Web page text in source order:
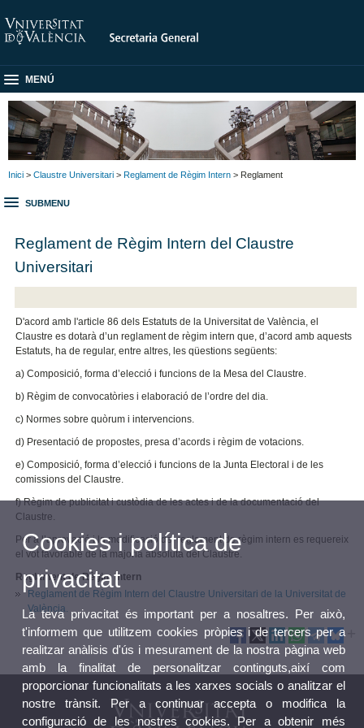
MENÚ
Inici > Claustre Universitari > Reglament de Règim Intern > Reglament
SUBMENU
Reglament de Règim Intern del Claustre
Universitari
D'acord amb l'article 86 dels Estatuts de la Universitat de València, el
Claustre es dotarà d’un reglament de règim intern que, d’acord amb aquests
Estatuts, ha de regular, entre altres, les qüestions següents:
a) Composició, forma d’elecció i funcions de la Mesa del Claustre.
b) Règim de convocatòries i elaboració de l’ordre del dia.
c) Normes sobre quòrum i intervencions.
d) Presentació de propostes, presa d’acords i règim de votacions.
e) Composició, forma d’elecció i funcions de la Junta Electoral i de les
comissions del Claustre.
f) Règim de publicitat i custòdia de les actes i de la documentació del
Claustre.
Per a l’aprovació i la modificació del reglament de règim intern es requereix
el vot favorable de la majoria absoluta del Claustre.
Reglament de Règim Intern
Reglament de Règim Intern del Claustre Universitari de la Universitat de
València.
Cookies i política de
privacitat
La teva privacitat és important per a nosaltres. Per això,
t'informem que utilitzem cookies pròpies i de tercers per a
realitzar anàlisis d'ús i mesurament de la nostra pàgina web
amb la finalitat de personalitzar continguts,així com
proporcionar funcionalitats a les xarxes socials o analitzar el
nostre trànsit. Per a continuar accepta o modifica la
configuració de les nostres cookies. Per a obtenir més